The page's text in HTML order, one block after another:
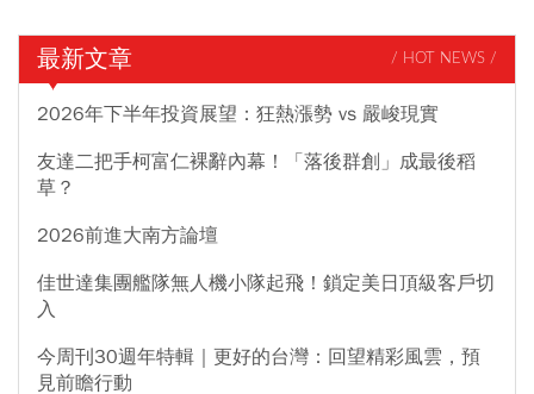
最新文章 / HOT NEWS /
2026年下半年投資展望：狂熱漲勢 vs 嚴峻現實
友達二把手柯富仁裸辭內幕！「落後群創」成最後稻
草？
2026前進大南方論壇
佳世達集團艦隊無人機小隊起飛！鎖定美日頂級客戶切
入
今周刊30週年特輯｜更好的台灣：回望精彩風雲，預
見前瞻行動